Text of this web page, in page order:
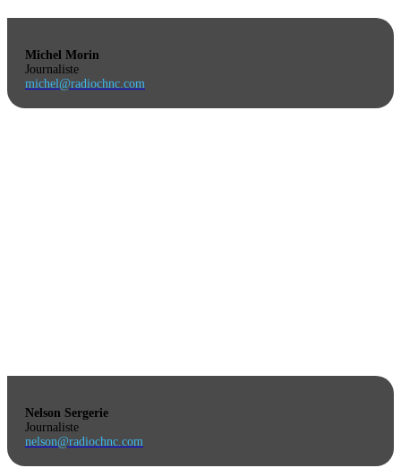
Michel Morin
Journaliste
michel@radiochnc.com
Nelson Sergerie
Journaliste
nelson@radiochnc.com